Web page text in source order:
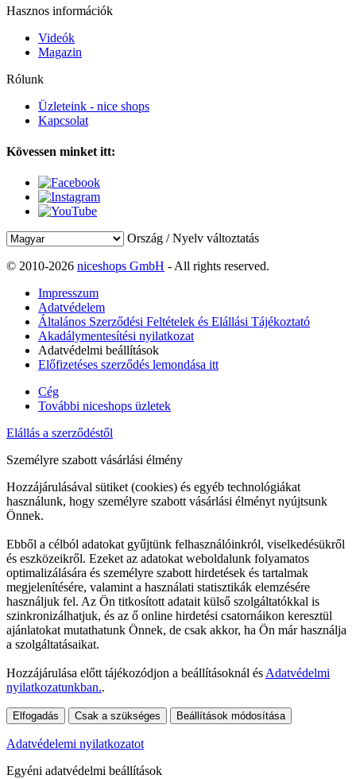
Hasznos információk
Videók
Magazin
Rólunk
Üzleteink - nice shops
Kapcsolat
Kövessen minket itt:
Ország / Nyelv változtatás
© 2010-2026 niceshops GmbH - All rights reserved.
Impresszum
Adatvédelem
Általános Szerződési Feltételek és Elállási Tájékoztató
Akadálymentesítési nyilatkozat
Adatvédelmi beállítások
Előfizetéses szerződés lemondása itt
Cég
További niceshops üzletek
Elállás a szerződéstől
Személyre szabott vásárlási élmény
Hozzájárulásával sütiket (cookies) és egyéb technológiákat
használunk, hogy személyre szabott vásárlási élményt nyújtsunk
Önnek.
Ebből a célból adatokat gyűjtünk felhasználóinkról, viselkedésükről
és eszközeikről. Ezeket az adatokat weboldalunk folyamatos
optimalizálására és személyre szabott hirdetések és tartalmak
megjelenítésére, valamint a használati statisztikák elemzésére
használjuk fel. Az Ön titkosított adatait külső szolgáltatókkal is
szinkronizálhatjuk, és az ő online hirdetési csatornáikon keresztül
ajánlatokat mutathatunk Önnek, de csak akkor, ha Ön már használja
a szolgáltatásaikat.
Hozzájárulása előtt tájékozódjon a beállításoknál és Adatvédelmi
nyilatkozatunkban..
Elfogadás Csak a szükséges Beállítások módosítása
Adatvédelemi nyilatkozatot
Egyéni adatvédelmi beállítások